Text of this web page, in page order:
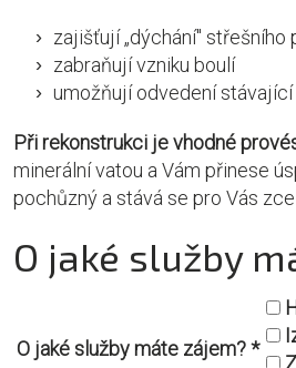
zajišťují „dýchání" střešního
zabraňují vzniku boulí
umožňují odvedení
Při rekonstrukci je vhodné
minerální vatou a Vám přinese
pochůzný a stává se pro Vás
O jaké služby
O jaké služby máte zájem? *